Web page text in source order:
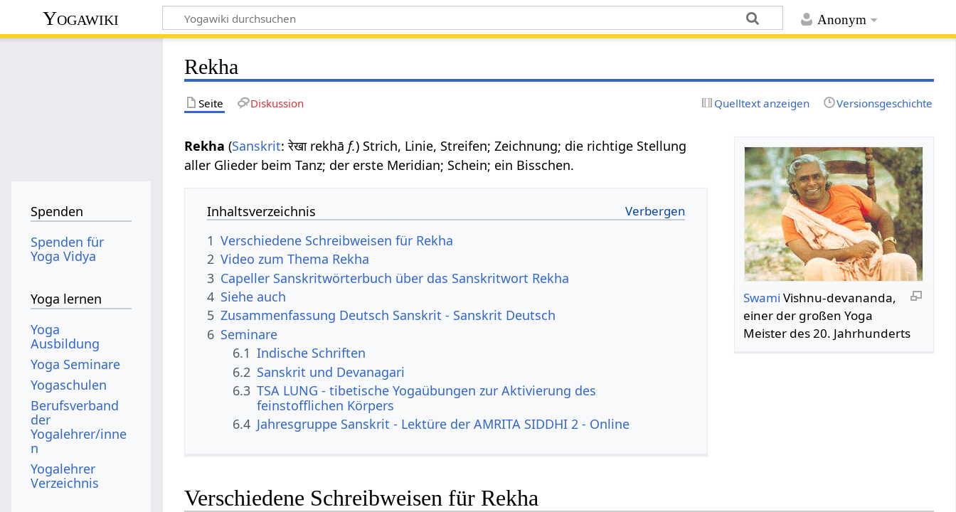
Anonym
Yogawiki
Rekha
Seite Diskussion Quelltext anzeigen Versionsgeschichte
Swami Vishnu-devananda,
einer der großen Yoga
Meister des 20. Jahrhunderts
Rekha (Sanskrit: रेखा rekhā f.) Strich, Linie, Streifen; Zeichnung; die richtige Stellung
aller Glieder beim Tanz; der erste Meridian; Schein; ein Bisschen.
Inhaltsverzeichnis
1 Verschiedene Schreibweisen für Rekha
2 Video zum Thema Rekha
3 Capeller Sanskritwörterbuch über das Sanskritwort Rekha
4 Siehe auch
5 Zusammenfassung Deutsch Sanskrit - Sanskrit Deutsch
6 Seminare
6.1 Indische Schriften
6.2 Sanskrit und Devanagari
6.3 TSA LUNG - tibetische Yogaübungen zur Aktivierung des
feinstofflichen Körpers
6.4 Jahresgruppe Sanskrit - Lektüre der AMRITA SIDDHI 2 - Online
Verschiedene Schreibweisen für Rekha
Spenden
Spenden für
Yoga Vidya
Yoga lernen
Yoga
Ausbildung
Yoga Seminare
Yogaschulen
Berufsverband
der
Yogalehrer/inne
n
Yogalehrer
Verzeichnis